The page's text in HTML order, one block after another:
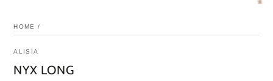
HOME /
ALISIA
NYX LONG